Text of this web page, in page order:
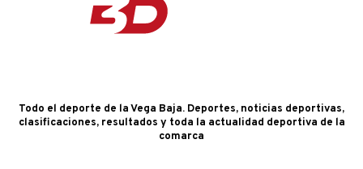
Todo el deporte de la Vega Baja. Deportes, noticias deportivas,
clasificaciones, resultados y toda la actualidad deportiva de la
comarca